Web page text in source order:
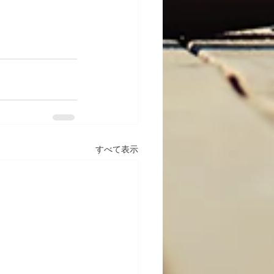
すべて表示